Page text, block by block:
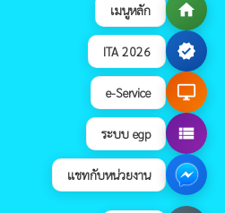
เมนูหลัก home
ITA 2026 verified
e-Service desktop_windows
ระบบ egp view_list
แชทกับหน่วยงาน